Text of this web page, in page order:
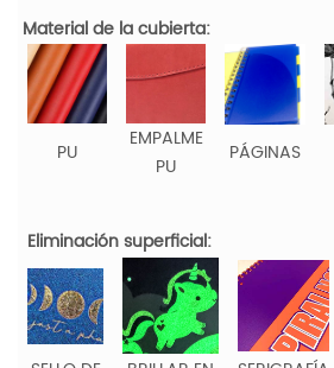
Material de la cubierta:
PU
EMPALME
PU
PÁGINAS
Eliminación superficial: